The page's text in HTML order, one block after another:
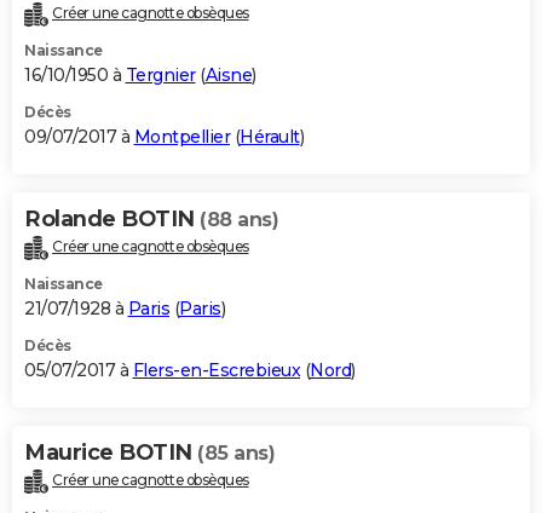
Créer une cagnotte obsèques
Naissance
16/10/1950 à Tergnier(Aisne)
Décès
09/07/2017 à Montpellier(Hérault)
Rolande BOTIN (88 ans)
Créer une cagnotte obsèques
Naissance
21/07/1928 à Paris (Paris)
Décès
05/07/2017 à Flers-en-Escrebieux(Nord)
Maurice BOTIN (85 ans)
Créer une cagnotte obsèques